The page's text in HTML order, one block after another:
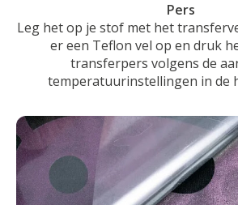
Pers
Leg het op je stof met het
er een Teflon vel op en druk
transferpers volgens de
temperatuurinstellingen in de